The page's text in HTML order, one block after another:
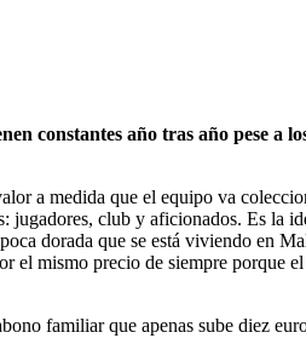
constantes año tras año pese a
a medida que el equipo va
club y aficionados. Es la
dorada que se está viviendo en
el mismo precio de siempre porque
familiar que apenas sube diez